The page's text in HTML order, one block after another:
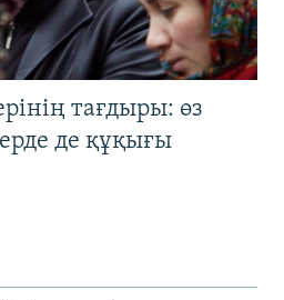
тағдыры: өз
де құқығы